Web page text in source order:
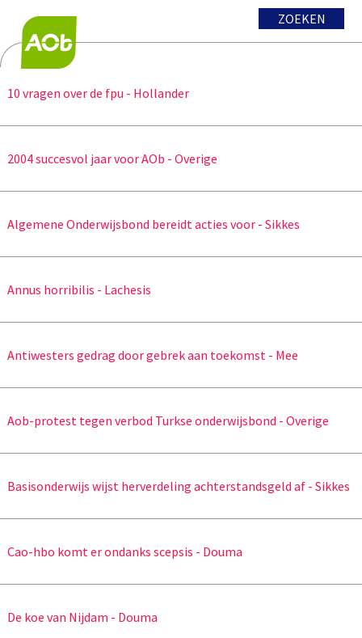
ZOEKEN
10 vragen over de fpu - Hollander
2004 succesvol jaar voor AOb - Overige
Algemene Onderwijsbond bereidt acties voor - Sikkes
Annus horribilis - Lachesis
Antiwesters gedrag door gebrek aan toekomst - Mee
Aob-protest tegen verbod Turkse onderwijsbond - Overige
Basisonderwijs wijst herverdeling achterstandsgeld af - Sikkes
Cao-hbo komt er ondanks scepsis - Douma
De koe van Nijdam - Douma